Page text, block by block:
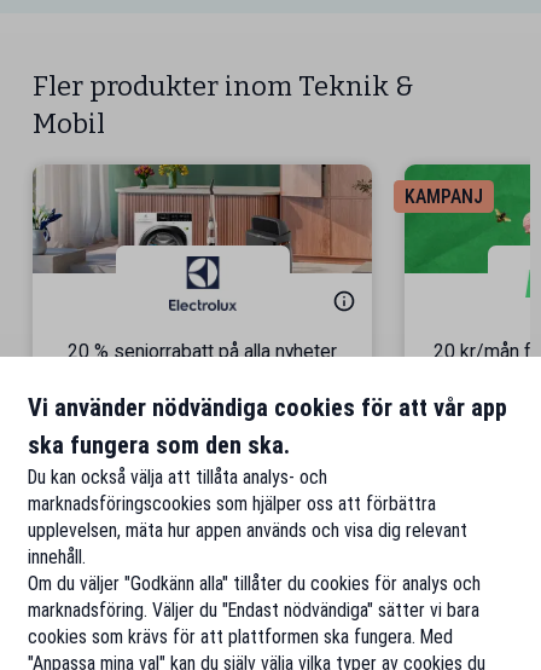
Fler produkter inom Teknik &
Mobil
20 % seniorrabatt på alla nyheter
Hitta dina favoriter för hemmet!
Till rabatten
KAMPANJ
20 kr/mån
+
Vi använder nödvändiga cookies för att vår app
ska fungera som den ska.
Du kan också välja att tillåta analys- och
marknadsföringscookies som hjälper oss att förbättra
upplevelsen, mäta hur appen används och visa dig relevant
innehåll.
Om du väljer "Godkänn alla" tillåter du cookies för analys och
marknadsföring. Väljer du "Endast nödvändiga" sätter vi bara
cookies som krävs för att plattformen ska fungera. Med
"Anpassa mina val" kan du själv välja vilka typer av cookies du